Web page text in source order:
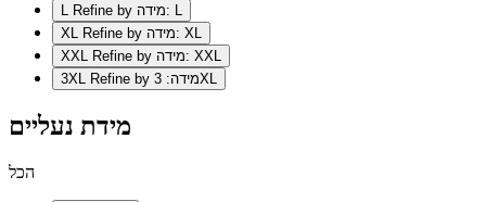
L
Refine by מידה: L
XL
Refine by מידה: XL
XXL
Refine by מידה: XXL
3XL
Refine by מידה: 3XL
מידת נעליים
הכל